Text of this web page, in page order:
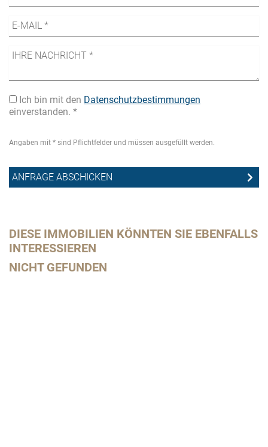
Ich bin mit den Datenschutzbestimmungen
einverstanden. *
Angaben mit * sind Pflichtfelder und müssen ausgefüllt werden.
DIESE IMMOBILIEN KÖNNTEN SIE EBENFALLS
INTERESSIEREN
NICHT GEFUNDEN